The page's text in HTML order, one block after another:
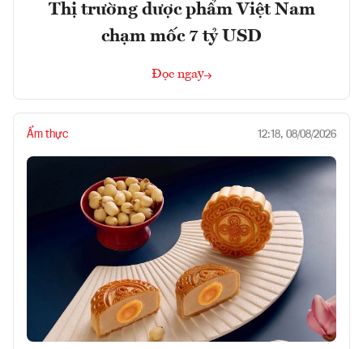
Thị trường dược phẩm Việt Nam
chạm mốc 7 tỷ USD
Đọc ngay
Ẩm thực 12:18, 08/08/2026